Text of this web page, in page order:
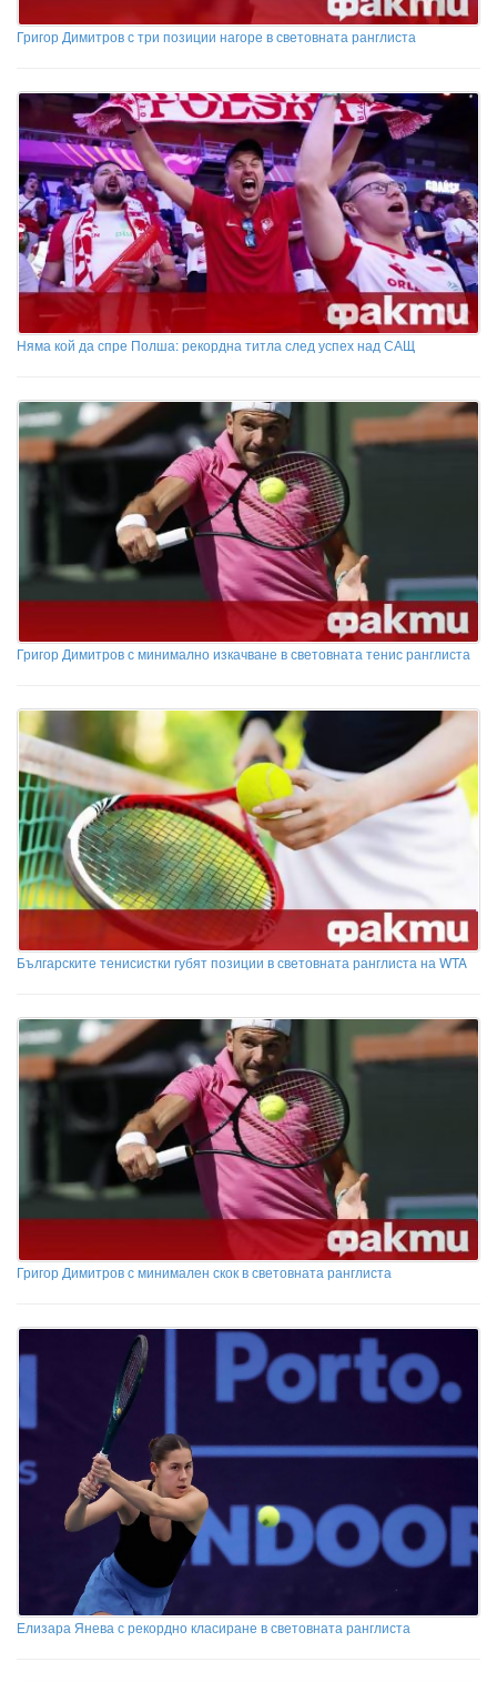
Григор Димитров с три позиции нагоре в световната ранглиста
Няма кой да спре Полша: рекордна титла след успех над САЩ
Григор Димитров с минимално изкачване в световната тенис ранглиста
Българските тенисистки губят позиции в световната ранглиста на WTA
Григор Димитров с минимален скок в световната ранглиста
Елизара Янева с рекордно класиране в световната ранглиста